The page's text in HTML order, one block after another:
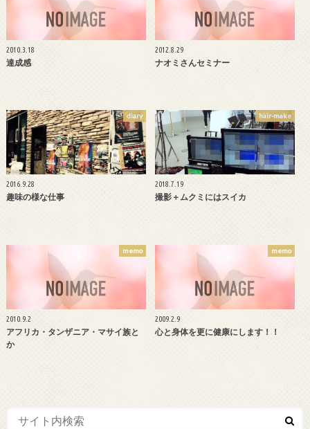
2010.3.18
達成感
2012.8.29
ナオミさんセミナー
diary
2016.9.28
趣味の様な仕事
hair-make
2018.7.19
撮影＋ムクミにはスイカ
memo
2010.9.2
アフリカ・タンザニア・マサイ族と
か
memo
2009.2.9
心と身体を更に健康にします！！